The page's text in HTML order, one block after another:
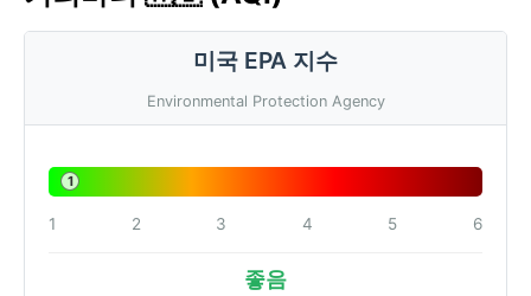
미국 EPA 지수
Environmental Protection Agency
1
1 2 3 4 5 6
좋음